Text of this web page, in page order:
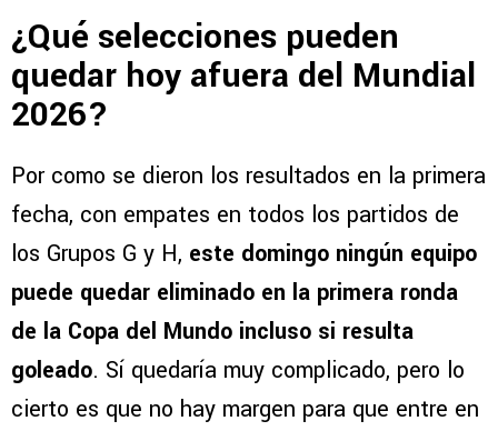
¿Qué selecciones pueden
quedar hoy afuera del Mundial
2026?
Por como se dieron los resultados en la primera
fecha, con empates en todos los partidos de
los Grupos G y H, este domingo ningún equipo
puede quedar eliminado en la primera ronda
de la Copa del Mundo incluso si resulta
goleado. Sí quedaría muy complicado, pero lo
cierto es que no hay margen para que entre en